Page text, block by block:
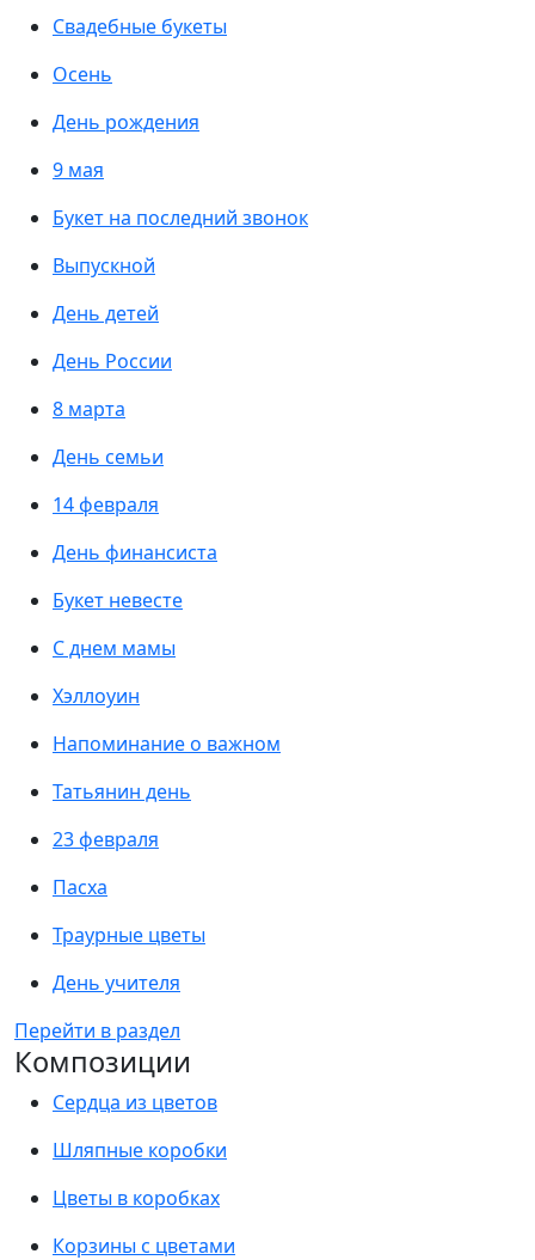
Свадебные букеты
Осень
День рождения
9 мая
Букет на последний звонок
Выпускной
День детей
День России
8 марта
День семьи
14 февраля
День финансиста
Букет невесте
С днем мамы
Хэллоуин
Напоминание о важном
Татьянин день
23 февраля
Пасха
Траурные цветы
День учителя
Перейти в раздел
Композиции
Сердца из цветов
Шляпные коробки
Цветы в коробках
Корзины с цветами